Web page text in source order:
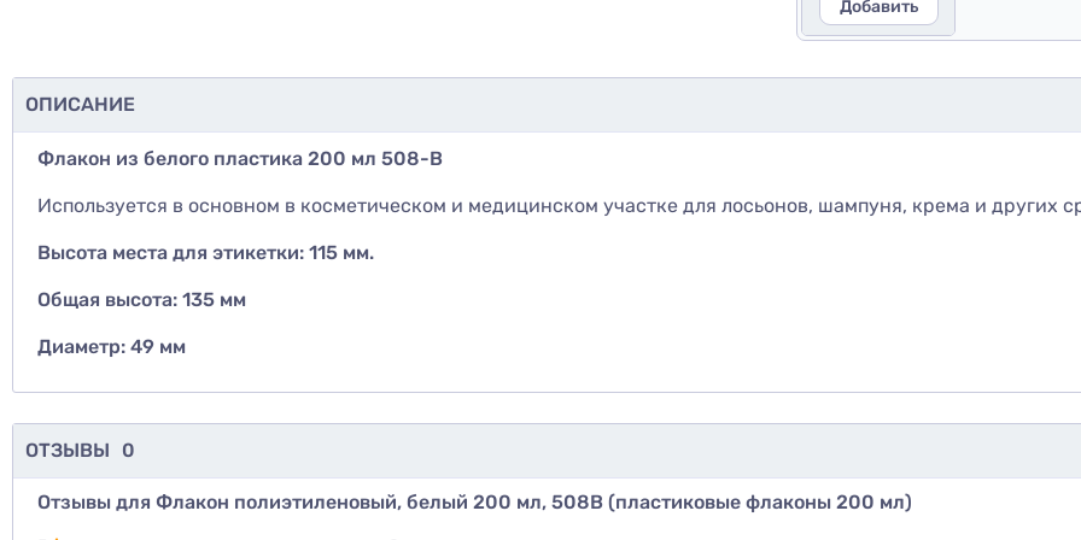
Добавить
ОПИСАНИЕ
Флакон из белого пластика 200 мл 508-В
Используется в основном в косметическом и медицинском участке для лосьонов, шампуня, крема и других
Высота места для этикетки: 115 мм.
Общая высота: 135 мм
Диаметр: 49 мм
ОТЗЫВЫ 0
Отзывы для Флакон полиэтиленовый, белый 200 мл, 508В (пластиковые флаконы 200 мл)